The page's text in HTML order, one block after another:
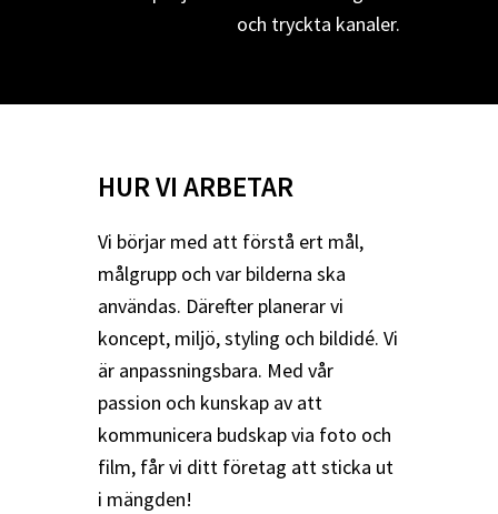
och tryckta kanaler.
HUR VI ARBETAR
Vi börjar med att förstå ert mål,
målgrupp och var bilderna ska
användas. Därefter planerar vi
koncept, miljö, styling och bildidé. Vi
är anpassningsbara. Med vår
passion och kunskap av att
kommunicera budskap via foto och
film, får vi ditt företag att sticka ut
i mängden!